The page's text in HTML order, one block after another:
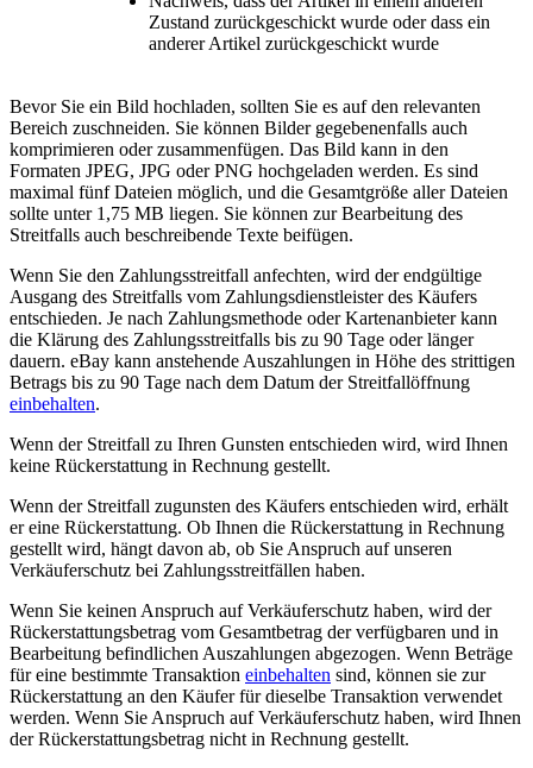
Zustand zurückgeschickt wurde oder dass ein
anderer Artikel zurückgeschickt wurde
Bevor Sie ein Bild hochladen, sollten Sie es auf den relevanten
Bereich zuschneiden. Sie können Bilder gegebenenfalls auch
komprimieren oder zusammenfügen. Das Bild kann in den
Formaten JPEG, JPG oder PNG hochgeladen werden. Es sind
maximal fünf Dateien möglich, und die Gesamtgröße aller Dateien
sollte unter 1,75 MB liegen. Sie können zur Bearbeitung des
Streitfalls auch beschreibende Texte beifügen.
Wenn Sie den Zahlungsstreitfall anfechten, wird der endgültige
Ausgang des Streitfalls vom Zahlungsdienstleister des Käufers
entschieden. Je nach Zahlungsmethode oder Kartenanbieter kann
die Klärung des Zahlungsstreitfalls bis zu 90 Tage oder länger
dauern. eBay kann anstehende Auszahlungen in Höhe des strittigen
Betrags bis zu 90 Tage nach dem Datum der Streitfallöffnung
einbehalten.
Wenn der Streitfall zu Ihren Gunsten entschieden wird, wird Ihnen
keine Rückerstattung in Rechnung gestellt.
Wenn der Streitfall zugunsten des Käufers entschieden wird, erhält
er eine Rückerstattung. Ob Ihnen die Rückerstattung in Rechnung
gestellt wird, hängt davon ab, ob Sie Anspruch auf unseren
Verkäuferschutz bei Zahlungsstreitfällen haben.
Wenn Sie keinen Anspruch auf Verkäuferschutz haben, wird der
Rückerstattungsbetrag vom Gesamtbetrag der verfügbaren und in
Bearbeitung befindlichen Auszahlungen abgezogen. Wenn Beträge
für eine bestimmte Transaktion einbehalten sind, können sie zur
Rückerstattung an den Käufer für dieselbe Transaktion verwendet
werden. Wenn Sie Anspruch auf Verkäuferschutz haben, wird Ihnen
der Rückerstattungsbetrag nicht in Rechnung gestellt.